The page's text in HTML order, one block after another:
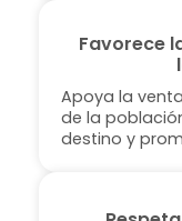
Favorece
Apoya la
de la
destino y